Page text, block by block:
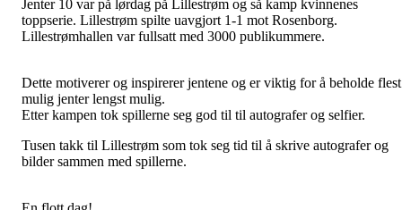
Jenter 10 var på lørdag på Lillestrøm og så kamp kvinnenes
toppserie. Lillestrøm spilte uavgjort 1-1 mot Rosenborg.
Lillestrømhallen var fullsatt med 3000 publikummere.
Dette motiverer og inspirerer jentene og er viktig for å beholde flest
mulig jenter lengst mulig.
Etter kampen tok spillerne seg god til til autografer og selfier.
Tusen takk til Lillestrøm som tok seg tid til å skrive autografer og
bilder sammen med spillerne.